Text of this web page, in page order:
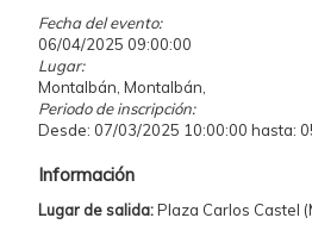
Fecha del evento:
06/04/2025 09:00:00
Lugar:
Montalbán, Montalbán,
Periodo de inscripción:
Desde: 07/03/2025 10:00:00 hasta:
Información
Lugar de salida:Plaza Carlos Castel